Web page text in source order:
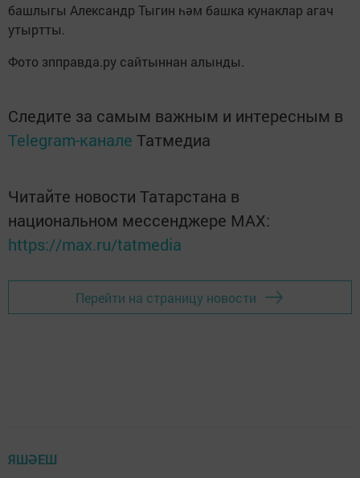
башлыгы Александр Тыгин һәм башка кунаклар агач
утыртты.
Фото зпправда.ру сайтыннан алынды.
Следите за самым важным и интересным в
Telegram-канале Татмедиа
Читайте новости Татарстана в
национальном мессенджере MАХ:
https://max.ru/tatmedia
Перейти на страницу новости
ЯШӘЕШ